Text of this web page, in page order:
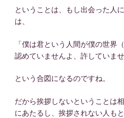
ということは、もし出会った人
は、
「僕は君という人間が僕の世界
認めていませんよ、許していませ
という合図になるのですね。
だから挨拶しないということは
にあたるし、挨拶されない人も